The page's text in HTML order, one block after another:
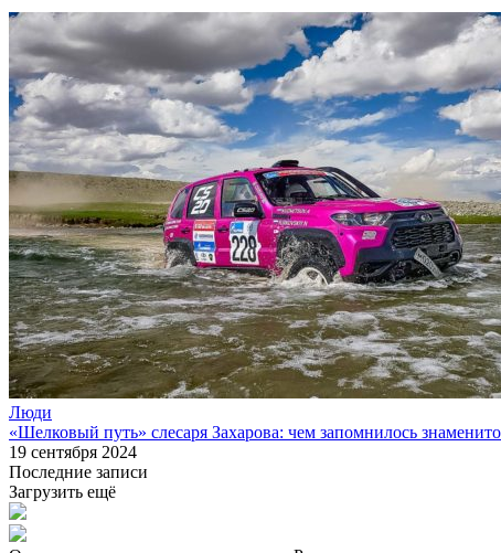
Люди
«Шелковый путь» слесаря Захарова: чем запомнилось
19 сентября 2024
Последние записи
Загрузить ещё